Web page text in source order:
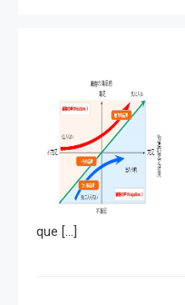
que […]